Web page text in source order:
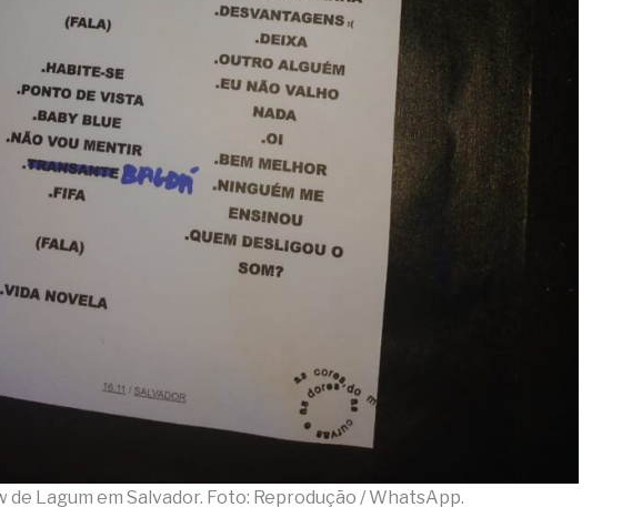
de Lagum em Salvador. Foto: Reprodução / WhatsApp.